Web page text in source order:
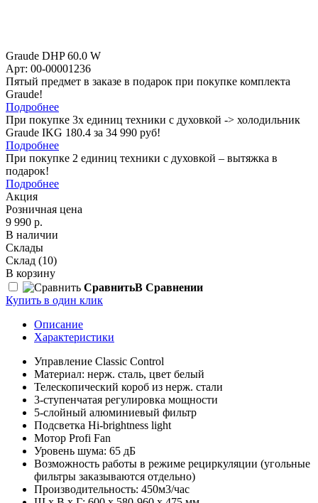
Graude DHP 60.0 W
Арт: 00-00001236
Пятый предмет в заказе в подарок при покупке комплекта
Graude!
Подробнее
При покупке 3х единиц техники с духовкой -> холодильник
Graude IKG 180.4 за 34 990 руб!
Подробнее
При покупке 2 единиц техники с духовкой – вытяжка в
подарок!
Подробнее
Акция
Розничная цена
9 990 р.
В наличии
Склады
Склад (10)
В корзину
СравнитьВ Сравнении
Купить в один клик
Описание
Характеристики
Управление Classic Control
Материал: нерж. сталь, цвет белый
Телескопический короб из нерж. стали
3-ступенчатая регулировка мощности
5-слойный алюминиевый фильтр
Подсветка Hi-brightness light
Мотор Profi Fan
Уровень шума: 65 дБ
Возможность работы в режиме рециркуляции (угольные
фильтры заказываются отдельно)
Производительность: 450м3/час